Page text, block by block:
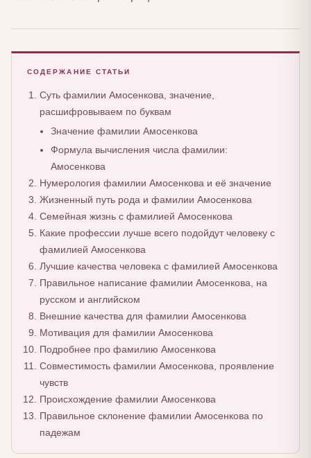
СОДЕРЖАНИЕ СТАТЬИ
Суть фамилии Амосенкова, значение,
расшифровываем по буквам
Значение фамилии Амосенкова
Формула вычисления числа фамилии:
Амосенкова
Нумерология фамилии Амосенкова и её значение
Жизненный путь рода и фамилии Амосенкова
Семейная жизнь с фамилией Амосенкова
Какие профессии лучше всего подойдут человеку с
фамилией Амосенкова
Лучшие качества человека с фамилией Амосенкова
Правильное написание фамилии Амосенкова, на
русском и английском
Внешние качества для фамилии Амосенкова
Мотивация для фамилии Амосенкова
Подробнее про фамилию Амосенкова
Совместимость фамилии Амосенкова, проявление
чувств
Происхождение фамилии Амосенкова
Правильное склонение фамилии Амосенкова по
падежам